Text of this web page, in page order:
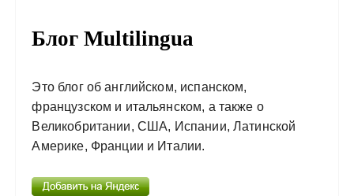
Блог Multilingua
Это блог об английском, испанском,
французском и итальянском, а также о
Великобритании, США, Испании, Латинской
Америке, Франции и Италии.